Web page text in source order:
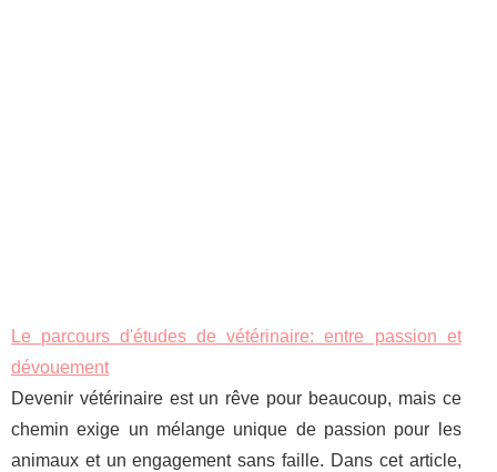
Le parcours d'études de vétérinaire: entre passion et
dévouement
Devenir vétérinaire est un rêve pour beaucoup, mais ce
chemin exige un mélange unique de passion pour les
animaux et un engagement sans faille. Dans cet article,